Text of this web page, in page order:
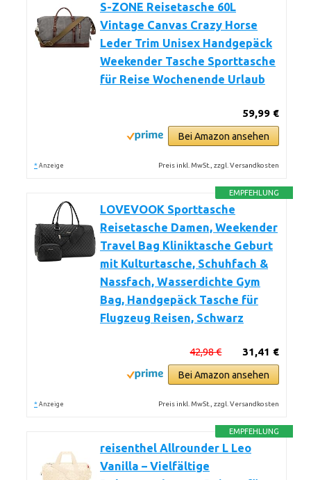
S-ZONE Reisetasche 60L
Vintage Canvas Crazy Horse
Leder Trim Unisex Handgepäck
Weekender Tasche Sporttasche
für Reise Wochenende Urlaub
59,99 €
Bei Amazon ansehen
* Anzeige Preis inkl. MwSt., zzgl. Versandkosten
EMPFEHLUNG
LOVEVOOK Sporttasche
Reisetasche Damen, Weekender
Travel Bag Kliniktasche Geburt
mit Kulturtasche, Schuhfach &
Nassfach, Wasserdichte Gym
Bag, Handgepäck Tasche für
Flugzeug Reisen, Schwarz
31,41 €
42,98 €
Bei Amazon ansehen
* Anzeige Preis inkl. MwSt., zzgl. Versandkosten
EMPFEHLUNG
reisenthel Allrounder L Leo
Vanilla – Vielfältige